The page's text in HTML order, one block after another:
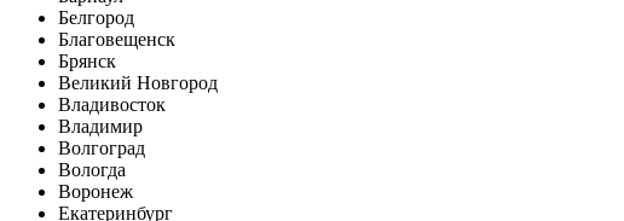
Белгород
Благовещенск
Брянск
Великий Новгород
Владивосток
Владимир
Волгоград
Вологда
Воронеж
Екатеринбург